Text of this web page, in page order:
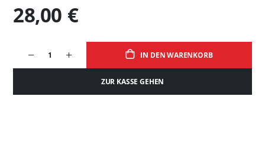
IN DEN WARENKORB
ZUR KASSE GEHEN
28,00 €